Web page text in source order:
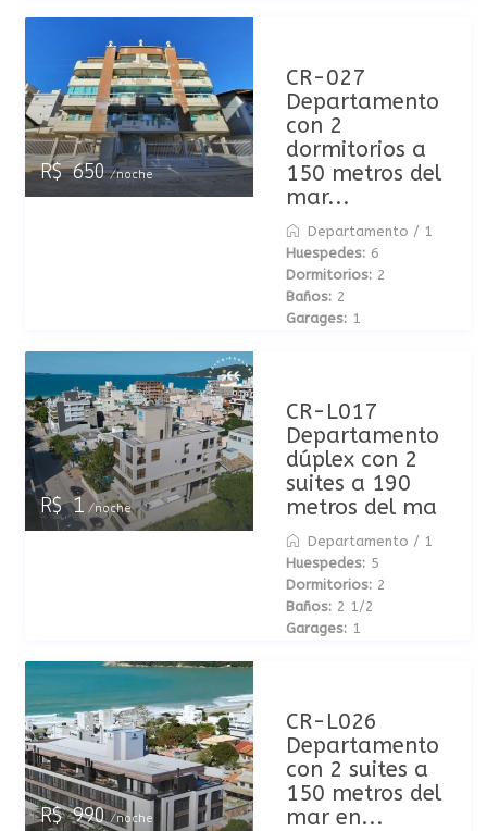
R$ 650/noche
CR-027
Departamento
con 2
dormitorios a
150 metros del
mar...
Departamento / 1
Huespedes: 6
Dormitorios: 2
Baños: 2
Garages: 1
R$ 1/noche
CR-L017
Departamento
dúplex con 2
suites a 190
metros del ma
Departamento / 1
Huespedes: 5
Dormitorios: 2
Baños: 2 1/2
Garages: 1
R$ 990/noche
CR-L026
Departamento
con 2 suites a
150 metros del
mar en...